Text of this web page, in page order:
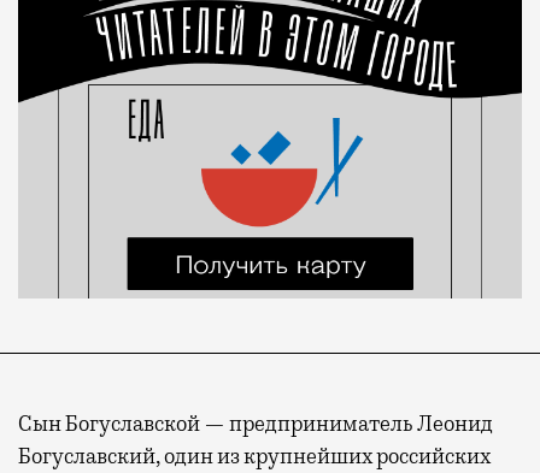
Сын Богуславской — предприниматель Леонид
Богуславский, один из крупнейших российских